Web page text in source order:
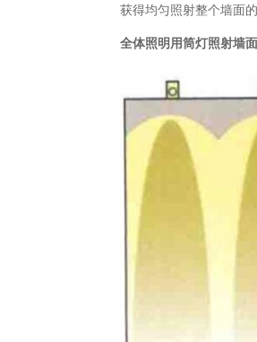
获得均匀照射整个墙面
全体照明用筒灯照射墙面